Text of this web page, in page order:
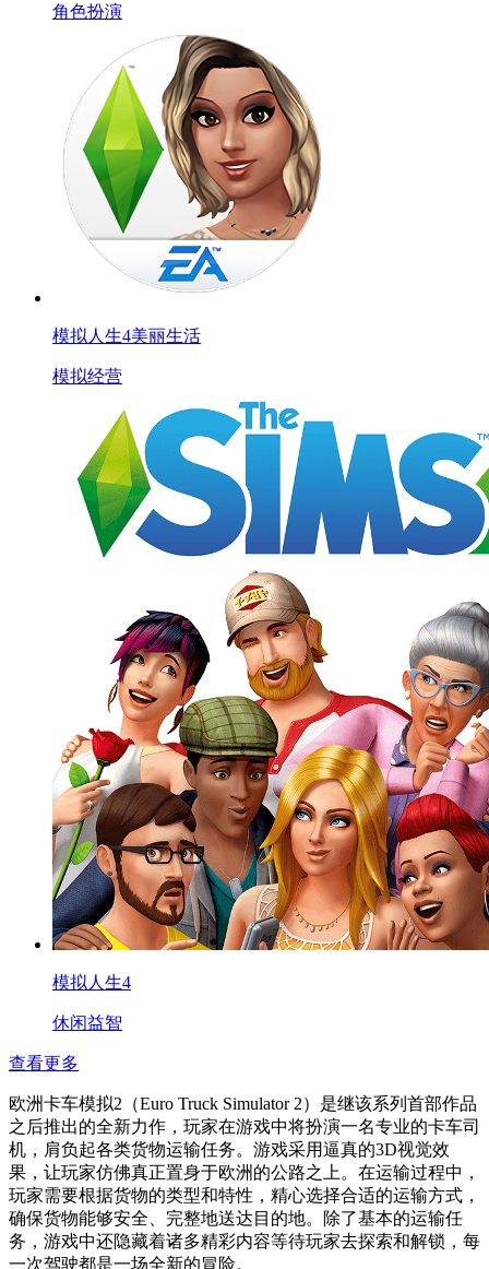
角色扮演
模拟人生4美丽生活
模拟经营
模拟人生4
休闲益智
查看更多
欧洲卡车模拟2（Euro Truck Simulator 2）是继该系列首部作品
之后推出的全新力作，玩家在游戏中将扮演一名专业的卡车司
机，肩负起各类货物运输任务。游戏采用逼真的3D视觉效
果，让玩家仿佛真正置身于欧洲的公路之上。在运输过程中，
玩家需要根据货物的类型和特性，精心选择合适的运输方式，
确保货物能够安全、完整地送达目的地。除了基本的运输任
务，游戏中还隐藏着诸多精彩内容等待玩家去探索和解锁，每
一次驾驶都是一场全新的冒险。